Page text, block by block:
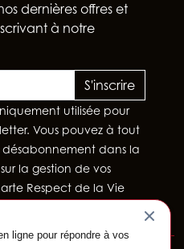
dernières offres et
à notre
S'inscrire
utilisée pour
Vous pouvez à tout
désabonnement dans la
la gestion de vos
Respect de la Vie
ligne pour répondre à vos